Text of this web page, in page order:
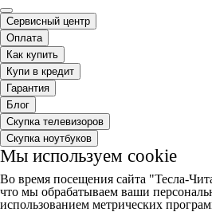
Сервисный центр
Оплата
Как купить
Купи в кредит
Гарантия
Блог
Скупка телевизоров
Скупка ноутбуков
Мы используем cookie
Во время посещения сайта "Тесла-
что мы обрабатываем ваши
использованием метрических